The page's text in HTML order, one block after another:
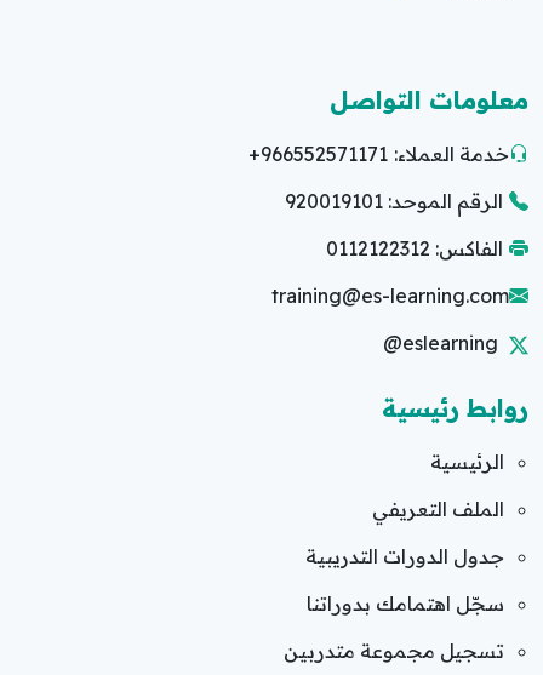
معلومات التواصل
خدمة العملاء: +966552571171
الرقم الموحد: 920019101
الفاكس: 0112122312
training@es-learning.com
@eslearning
روابط رئيسية
الرئيسية
الملف التعريفي
جدول الدورات التدريبية
سجّل اهتمامك بدوراتنا
تسجيل مجموعة متدربين